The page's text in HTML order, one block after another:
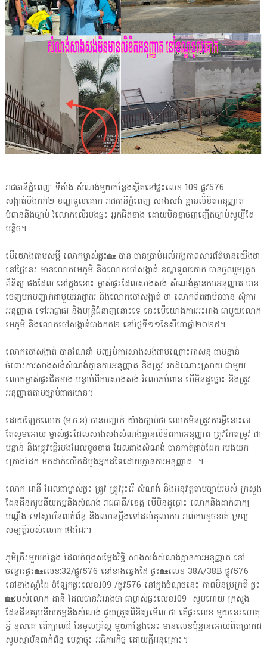
រាជធានីភ្នំពេញ: ទីតាំង សំណង់មួយកន្លែងស្ថិតនៅផ្ទះលេខ 109 ផ្លូវ576
សង្កាត់បឹងកក់២ ខណ្ឌទួលគោក រាជធានីភ្នំពេញ សាងសង់ គ្មានលិខិតអនុញ្ញាត
បំពាននិងច្បាប់ រំលោភលើរបងផ្ទះ អ្នកជិតខាង ដោយមិនខ្លាចញញើតច្បាប់សូម្បីតែ
បន្តិច។
បើយោងតាមសម្តី លោកម្ចាស់ផ្ទះ🏡 បាន បានប្រាប់ដល់អង្គភាពសារព័ត៌មានយើងថា
នៅថ្ងៃនេះ មានលោកមេភូមិ និងលោកចៅសង្កាត់ ខណ្ឌទួលគោក បានចូលរួមត្រួត
ពិនិត្យ ផងដែល នៅក្នុងនោះ ម្ចាស់ផ្ទះដែលសាងសង់ សំណង់គ្មានការអនុញ្ញាត បាន
ចេញមកបញ្ជាក់ជាមួយអាជ្ញាធរ និងលោកចៅសង្កាត់ ថា លោកពិតជាមិនបាន សុំការ
អនុញ្ញាត ទៅអាជ្ញាធរ និងមន្ត្រីជំនាញនោះទេ នេះបើយោងការអះអាង ជាមួយលោក
មេភូមិ និងលោកចៅសង្កាត់បាងកក២ នៅថ្ងៃទី១១ខែសីហាឆ្នាំ២០២៥។
លោកចៅសង្កាត់ បានណែនាំ បញ្ឈប់ការសាងសង់ជាបណ្តោះអាសន្ន ជាបន្ទាន់
ចំពោះការសាងសង់សំណង់គ្មានការអនុញ្ញាត និងត្រូវ រកដំណោះស្រាយ ជាមួយ
លោកម្ចាស់ផ្ទះជិតខាង បន្ទាប់ពីការសាងសង់ រំលោភបំពាន បើមិនដូច្នោះ និងត្រូវ
អនុញ្ញាតតាមច្បាប់ជាធរមាន។
ដោយឡែកលោក (ម.ច.ន) បានបញ្ជាក់ យ៉ាងច្បាប់ថា លោកមិនត្រូវការអ្វីនោះទេ
តែសូមអោយ ម្ចាស់ផ្ទះដែលសាងសង់សំណង់គ្មានលិខិតការអនុញ្ញាត ត្រូវកែតម្រូវ ជា
បន្ទាន់ និងត្រូវធ្វើរបងដែលខូចខាត ដែលជាងសំណង់ បានកាត់ផ្តាច់ដែក របងយក
គ្រោងដែក មកដាក់លើកដំបូងអ្នកដទៃដោយគ្មានការអនុញ្ញាត ។
លោក ដានី ដែលជាម្ចាស់ផ្ទះ ត្រូវ ត្រូវរុះរើ សំណង់ និងអនុវត្តតាមច្បាប់របស់ ក្រសួង
ដែនដីនគរូបនីយកម្មនិងសំណង់ រាជធានី/ខេត្ត បើមិនដូច្នោះ លោកនិងដាក់ពាក្យ
បណ្តឹង ទៅស្ថាប័នពាក់ព័ន្ធ និងឈានប្តឹងទៅដល់តុលាការ រាល់ការខូចខាត់ ទ្រព្យ
សម្បត្តិរបស់លោក ផងដែរ។
ភូមិគ្រឹះមួយកន្លែង ដែលកំពុងសម្តែងរិទ្ធិ សាងសង់សំណង់គ្មានការអនុញ្ញាត នៅ
ចន្លោះផ្ទះ🏡លេខ:32/ផ្លូវ576 នៅខាងឆ្វេងដៃ ផ្ទះ🏡លេខ 38A/38B ផ្លូវ576
នៅខាងស្តាំដៃ ចំឡែកផ្ទះលេខ109 /ផ្លូវ576 នៅក្នុងចំណុចនេះ ភាពមិនប្រក្រតី ផ្ទះ
🏡របស់លោក ដានី ដែលបានអំអាងថា ជាម្ចាស់ផ្ទះលេខ109 សូមអោយ ក្រសួង
ដែនដីនគរូបនីយកម្មនិងសំណង់ ជួយត្រួតពិនិត្យមើល ថា តើផ្ទះលេខ មួយនេះហេតុ
អ្វី ខុសគេ តើក្បាលដី នៃមូលគ្រិស្ដ មួយកន្លែងនេះ មានលេខប៉ុន្មានអោយពិតប្រាកដ
សូមស្ថាប័នពាក់ព័ន្ធ មេត្តាចុះ អធិការកិច្ច ដោយក្តីអនុគ្រោះ។